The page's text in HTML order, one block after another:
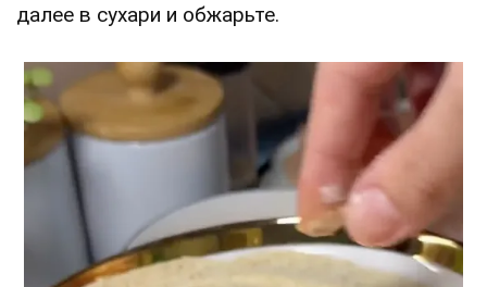
далее в сухари и обжарьте.